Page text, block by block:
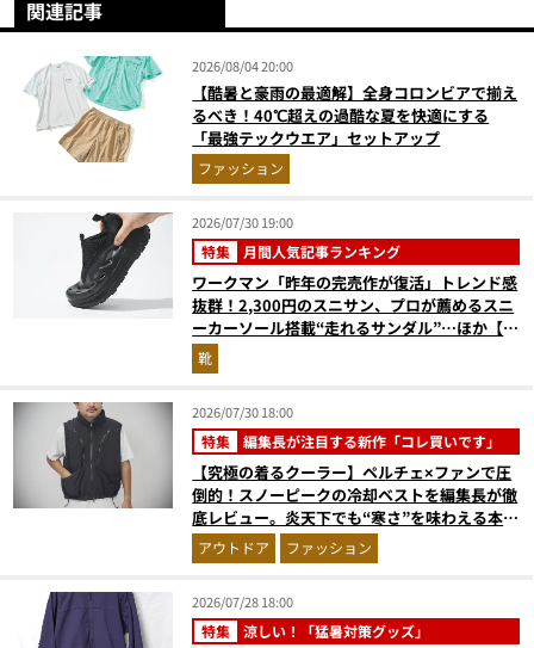
関連記事
2026/08/04 20:00
【酷暑と豪雨の最適解】全身コロンビアで揃え
るべき！40℃超えの過酷な夏を快適にする
「最強テックウエア」セットアップ
ファッション
2026/07/30 19:00
特集 月間人気記事ランキング
ワークマン「昨年の完売作が復活」トレンド感
抜群！2,300円のスニサン、プロが薦めるスニ
ーカーソール搭載“走れるサンダル”…ほか【夏
シューズの人気記事ランキングベスト3】
（2026年6月版）
靴
2026/07/30 18:00
特集 編集長が注目する新作「コレ買いです」
【究極の着るクーラー】ペルチェ×ファンで圧
倒的！スノーピークの冷却ベストを編集長が徹
底レビュー。炎天下でも“寒さ”を味わえる本気
のギア『コレ買いです』Vol.172
アウトドア ファッション
2026/07/28 18:00
特集 涼しい！「猛暑対策グッズ」